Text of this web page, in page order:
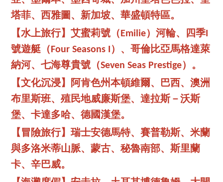
塔菲、西雅圖、新加坡、華盛頓特區。
【水上旅行】艾蜜莉號（Emilie）河輪、四季I
號遊艇（Four Seasons I）、哥倫比亞馬格達萊
納河、七海尊貴號（Seven Seas Prestige）。
【文化沉浸】阿肯色州本頓維爾、巴西、澳洲
布里斯班、殖民地威廉斯堡、達拉斯－沃斯
堡、卡達多哈、德國漢堡。
【冒險旅行】瑞士安德馬特、賽普勒斯、米蘭
與多洛米蒂山脈、蒙古、秘魯南部、斯里蘭
卡、辛巴威。